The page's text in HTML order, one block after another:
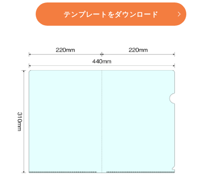
テンプレートをダウンロード